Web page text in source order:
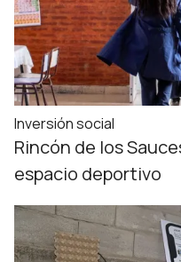
Inversión social
Rincón de los
espacio deportivo